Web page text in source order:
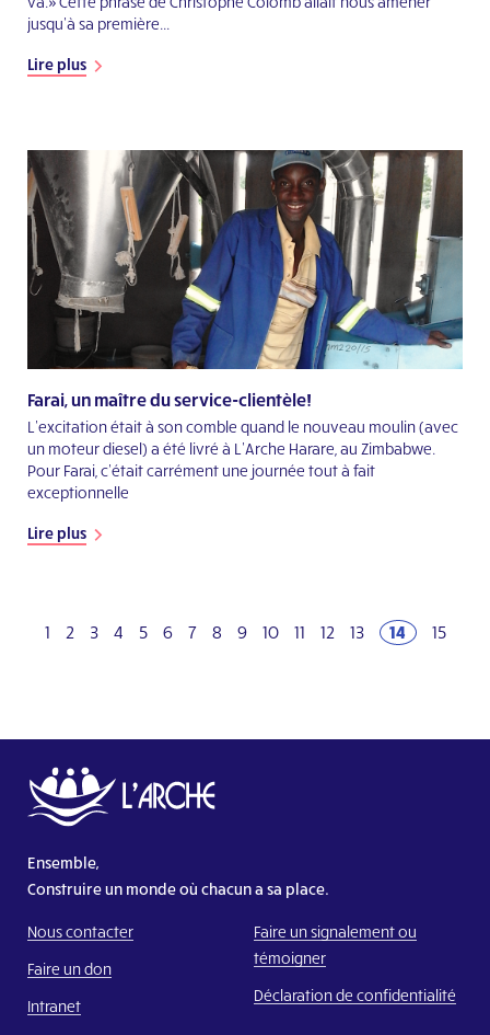
jusqu’à sa première...
Lire plus
Farai, un maître du service-clientèle!
L’excitation était à son comble quand le nouveau moulin (avec
un moteur diesel) a été livré à L’Arche Harare, au Zimbabwe.
Pour Farai, c’était carrément une journée tout à fait
exceptionnelle
Lire plus
1 2 3 4 5 6 7 8 9 10 11 12 13 14 15
Ensemble,
Construire un monde où chacun a sa place.
Nous contacter
Faire un don
Intranet
Faire un signalement ou
témoigner
Déclaration de confidentialité